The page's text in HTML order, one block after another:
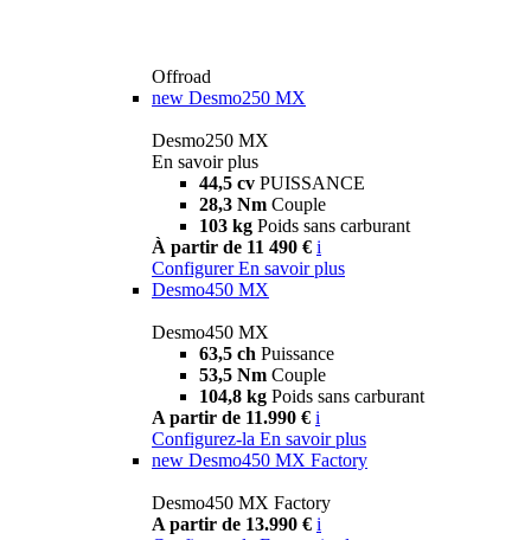
Offroad
new Desmo250 MX
Desmo250 MX
En savoir plus
44,5 cv PUISSANCE
28,3 Nm Couple
103 kg Poids sans carburant
À partir de 11 490 € i
Configurer En savoir plus
Desmo450 MX
Desmo450 MX
63,5 ch Puissance
53,5 Nm Couple
104,8 kg Poids sans carburant
A partir de 11.990 € i
Configurez-la En savoir plus
new Desmo450 MX Factory
Desmo450 MX Factory
A partir de 13.990 € i